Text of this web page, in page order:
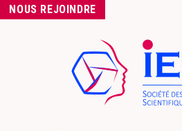
NOUS REJOINDRE